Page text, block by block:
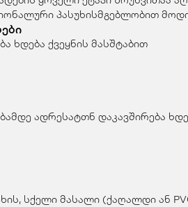
პასუხისმგებლობით
ხდება ქვეყნის მასშტაბით
ადრესატთნ დაკავშირება
სქელი მასალი (ქაღალდი ან